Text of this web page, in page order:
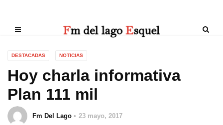
DESTACADAS NOTICIAS
Hoy charla informativa
Plan 111 mil
Fm Del Lago 23 mayo, 2017